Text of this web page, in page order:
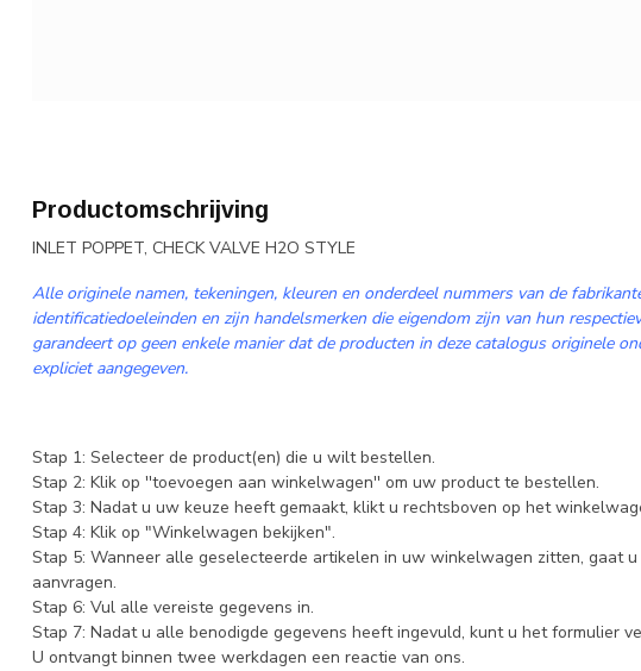
Productomschrijving
INLET POPPET, CHECK VALVE H2O STYLE
Alle originele namen, tekeningen, kleuren en onderdeel nummers van de
identificatiedoeleinden en zijn handelsmerken die eigendom zijn van hun
garandeert op geen enkele manier dat de producten in deze catalogus originele
expliciet aangegeven.
Stap 1: Selecteer de product(en) die u wilt bestellen.
Stap 2: Klik op ''toevoegen aan winkelwagen'' om uw product te bestellen.
Stap 3: Nadat u uw keuze heeft gemaakt, klikt u rechtsboven op het
Stap 4: Klik op "Winkelwagen bekijken".
Stap 5: Wanneer alle geselecteerde artikelen in uw winkelwagen zitten, gaat
aanvragen.
Stap 6: Vul alle vereiste gegevens in.
Stap 7: Nadat u alle benodigde gegevens heeft ingevuld, kunt u het formulier
U ontvangt binnen twee werkdagen een reactie van ons.